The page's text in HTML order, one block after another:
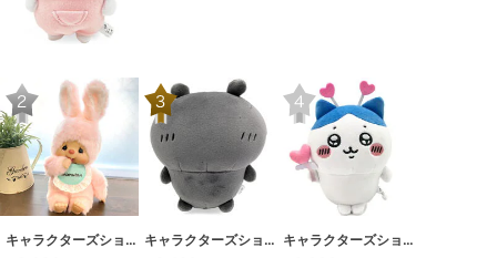
キャラクターズショップ ラフラフ キャラクターズショップ ラフラフ キャラクターズショップ ラフラフ